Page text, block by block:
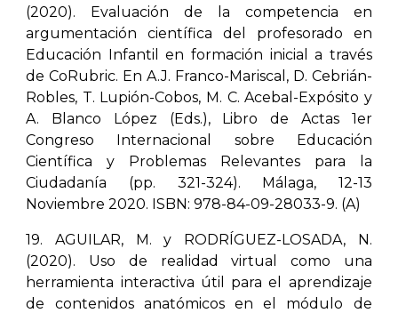
(2020). Evaluación de la competencia en
argumentación científica del profesorado en
Educación Infantil en formación inicial a través
de CoRubric. En A.J. Franco-Mariscal, D. Cebrián-
Robles, T. Lupión-Cobos, M. C. Acebal-Expósito y
A. Blanco López (Eds.), Libro de Actas 1er
Congreso Internacional sobre Educación
Científica y Problemas Relevantes para la
Ciudadanía (pp. 321-324). Málaga, 12-13
Noviembre 2020. ISBN: 978-84-09-28033-9. (A)
19. AGUILAR, M. y RODRÍGUEZ-LOSADA, N.
(2020). Uso de realidad virtual como una
herramienta interactiva útil para el aprendizaje
de contenidos anatómicos en el módulo de